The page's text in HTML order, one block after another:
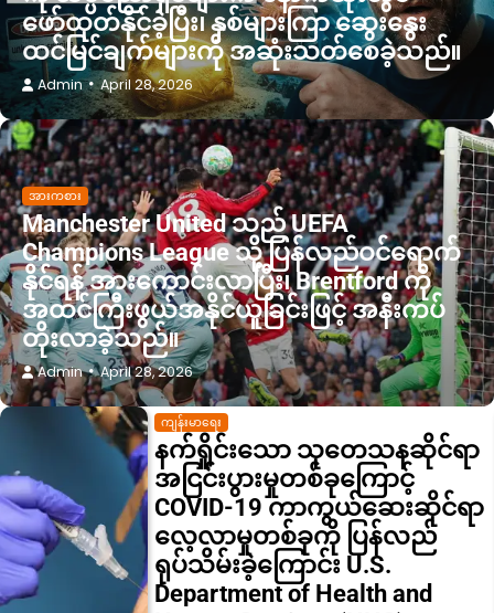
ဖော်ထုတ်နိုင်ခဲ့ပြီး၊ နှစ်များကြာ ဆွေးနွေး
ထင်မြင်ချက်များကို အဆုံးသတ်စေခဲ့သည်။
Admin April 28, 2026
အားကစား
Manchester United သည် UEFA
Champions League သို့ ပြန်လည်ဝင်ရောက်
နိုင်ရန် အားကောင်းလာပြီး၊ Brentford ကို
အထင်ကြီးဖွယ်အနိုင်ယူခြင်းဖြင့် အနီးကပ်
တိုးလာခဲ့သည်။
Admin April 28, 2026
နည်းပညာ
နက်ရှိုင်းသောပင်လယ်အတွင်း
ရှာဖွေတွေ့ရှိခဲ့သည့် ရွှေရောင်
အံ့ဩဖွယ်အရာ၏ မူလအစကို
သိပ္ပံပညာရှင်များက နောက်ဆုံး
တွင် ဖော်ထုတ်နိုင်ခဲ့ပြီး၊ နှစ်များ
ကြာ ဆွေးနွေးထင်မြင်ချက်များ